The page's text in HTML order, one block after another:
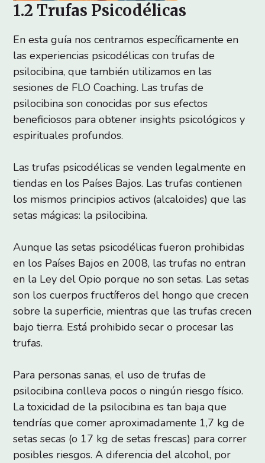
1.2 Trufas Psicodélicas
En esta guía nos centramos específicamente en
las experiencias psicodélicas con trufas de
psilocibina, que también utilizamos en las
sesiones de FLO Coaching. Las trufas de
psilocibina son conocidas por sus efectos
beneficiosos para obtener insights psicológicos y
espirituales profundos.
Las trufas psicodélicas se venden legalmente en
tiendas en los Países Bajos. Las trufas contienen
los mismos principios activos (alcaloides) que las
setas mágicas: la psilocibina.
Aunque las setas psicodélicas fueron prohibidas
en los Países Bajos en 2008, las trufas no entran
en la Ley del Opio porque no son setas. Las setas
son los cuerpos fructíferos del hongo que crecen
sobre la superficie, mientras que las trufas crecen
bajo tierra. Está prohibido secar o procesar las
trufas.
Para personas sanas, el uso de trufas de
psilocibina conlleva pocos o ningún riesgo físico.
La toxicidad de la psilocibina es tan baja que
tendrías que comer aproximadamente 1,7 kg de
setas secas (o 17 kg de setas frescas) para correr
posibles riesgos. A diferencia del alcohol, por